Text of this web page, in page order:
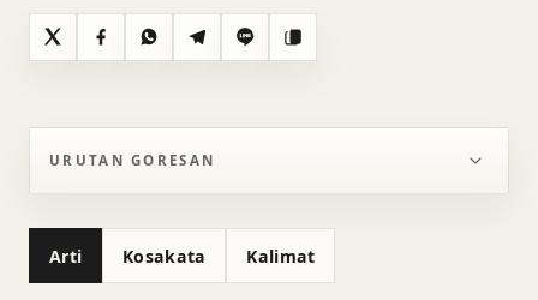
X FacebookWhatsAppTelegramLine Salin
URUTAN GORESAN
Arti Kosakata Kalimat